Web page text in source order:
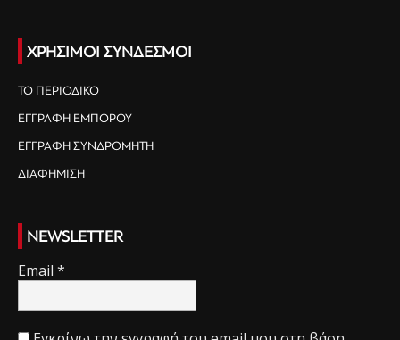
ΧΡΗΣΙΜΟΙ ΣΥΝΔΕΣΜΟΙ
ΤΟ ΠΕΡΙΟΔΙΚΟ
ΕΓΓΡΑΦΗ ΕΜΠΟΡΟΥ
ΕΓΓΡΑΦΗ ΣΥΝΔΡΟΜΗΤΗ
ΔΙΑΦΗΜΙΣΗ
NEWSLETTER
Email *